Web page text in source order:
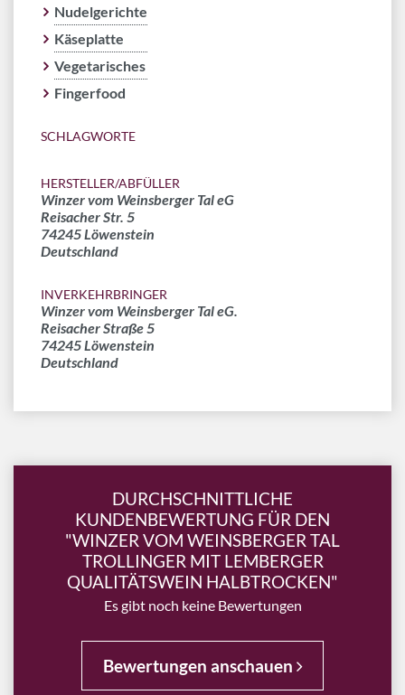
Nudelgerichte
Käseplatte
Vegetarisches
Fingerfood
SCHLAGWORTE
HERSTELLER/ABFÜLLER
Winzer vom Weinsberger Tal eG
Reisacher Str. 5
74245 Löwenstein
Deutschland
INVERKEHRBRINGER
Winzer vom Weinsberger Tal eG.
Reisacher Straße 5
74245 Löwenstein
Deutschland
DURCHSCHNITTLICHE
KUNDENBEWERTUNG FÜR DEN
"WINZER VOM WEINSBERGER TAL
TROLLINGER MIT LEMBERGER
QUALITÄTSWEIN HALBTROCKEN"
Es gibt noch keine Bewertungen
Bewertungen anschauen